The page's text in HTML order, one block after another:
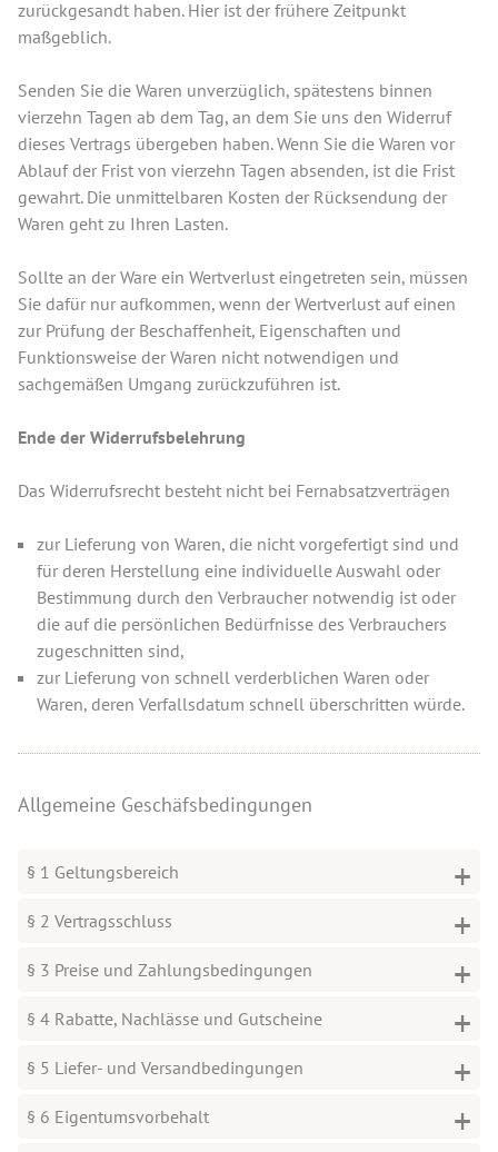
zurückgesandt haben. Hier ist der frühere Zeitpunkt
maßgeblich.
Senden Sie die Waren unverzüglich, spätestens binnen
vierzehn Tagen ab dem Tag, an dem Sie uns den Widerruf
dieses Vertrags übergeben haben. Wenn Sie die Waren vor
Ablauf der Frist von vierzehn Tagen absenden, ist die Frist
gewahrt. Die unmittelbaren Kosten der Rücksendung der
Waren geht zu Ihren Lasten.
Sollte an der Ware ein Wertverlust eingetreten sein, müssen
Sie dafür nur aufkommen, wenn der Wertverlust auf einen
zur Prüfung der Beschaffenheit, Eigenschaften und
Funktionsweise der Waren nicht notwendigen und
sachgemäßen Umgang zurückzuführen ist.
Ende der Widerrufsbelehrung
Das Widerrufsrecht besteht nicht bei Fernabsatzverträgen
zur Lieferung von Waren, die nicht vorgefertigt sind und
für deren Herstellung eine individuelle Auswahl oder
Bestimmung durch den Verbraucher notwendig ist oder
die auf die persönlichen Bedürfnisse des Verbrauchers
zugeschnitten sind,
zur Lieferung von schnell verderblichen Waren oder
Waren, deren Verfallsdatum schnell überschritten würde.
Allgemeine Geschäfsbedingungen
§ 1 Geltungsbereich
§ 2 Vertragsschluss
§ 3 Preise und Zahlungsbedingungen
§ 4 Rabatte, Nachlässe und Gutscheine
§ 5 Liefer- und Versandbedingungen
§ 6 Eigentumsvorbehalt